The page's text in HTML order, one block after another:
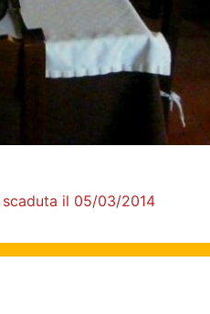
scaduta il 05/03/2014